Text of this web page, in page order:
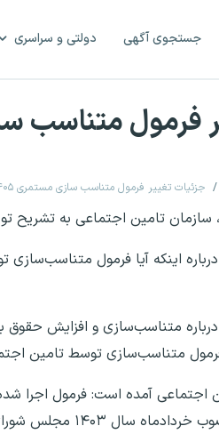
جستجوی آگهی دولتی و سراسری
متناسب سازی
جزئیات تغییر فرمول متناسب سازی مستمری ۱۴۰۵ بازنشستگان
سازمان تامین اجتماعی به
اینکه آیا فرمول
فرمول متناسب‌سازی توسط تامین